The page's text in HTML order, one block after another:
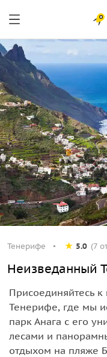
Тенерифе 5.0 (7
Неизведанный
Присоединяйтесь
Тенерифе, где мы
парк Анага с его
лесами и
отдыхом на пляже